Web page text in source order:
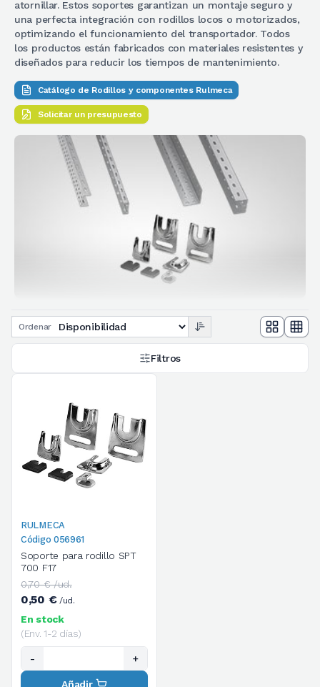
atornillar. Estos soportes garantizan un montaje seguro y
una perfecta integración con rodillos locos o motorizados,
optimizando el funcionamiento del transportador. Todos
los productos están fabricados con materiales resistentes y
diseñados para reducir los tiempos de mantenimiento.
Catálogo de Rodillos y componentes Rulmeca
Solicitar un presupuesto
Ordenar
Filtros
RULMECA
Código 056961
Soporte para rodillo SPT
700 F17
0,70 € /ud.
0,50 €/ud.
En stock
(Env. 1-2 días)
- +
Añadir